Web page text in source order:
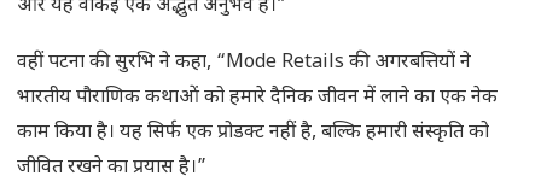
और यह वाकई एक अद्भुत अनुभव है।”
वहीं पटना की सुरभि ने कहा, “Mode Retails की अगरबत्तियों ने
भारतीय पौराणिक कथाओं को हमारे दैनिक जीवन में लाने का एक नेक
काम किया है। यह सिर्फ एक प्रोडक्ट नहीं है, बल्कि हमारी संस्कृति को
जीवित रखने का प्रयास है।”